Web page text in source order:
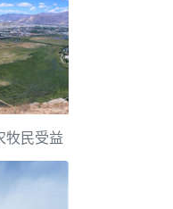
牧民受益